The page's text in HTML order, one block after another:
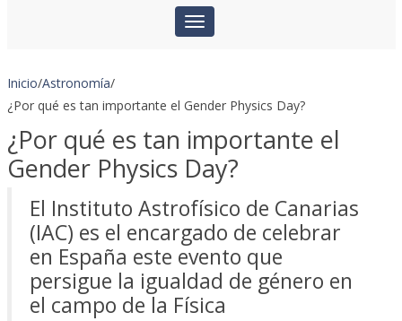
Inicio/Astronomía/
¿Por qué es tan importante el Gender Physics Day?
¿Por qué es tan importante el
Gender Physics Day?
El Instituto Astrofísico de Canarias
(IAC) es el encargado de celebrar
en España este evento que
persigue la igualdad de género en
el campo de la Física